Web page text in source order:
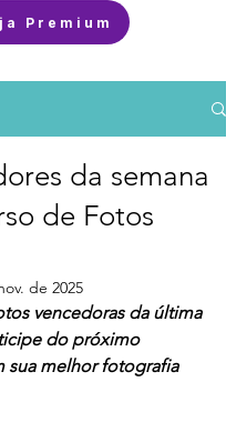
Premium
da semana
de Fotos
de 2025
vencedoras da última
do próximo
sua melhor fotografia